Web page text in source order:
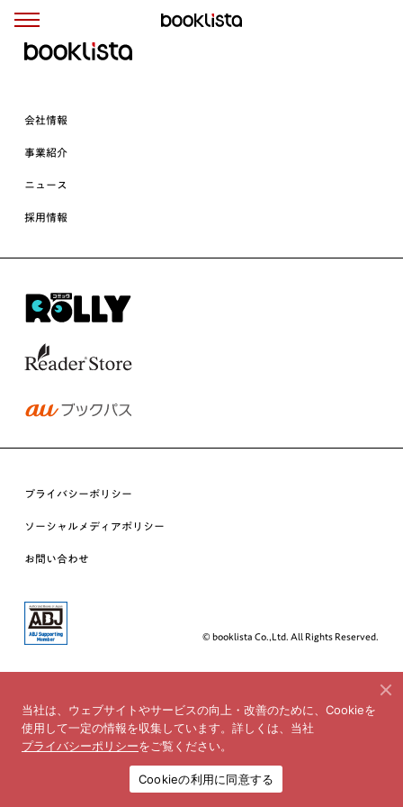
会社情報
事業紹介
ニュース
採用情報
プライバシーポリシー
ソーシャルメディアポリシー
お問い合わせ
© booklista Co.,Ltd. All Rights Reserved.
当社は、ウェブサイトやサービスの向上・改善のために、Cookieを
使用して一定の情報を収集しています。詳しくは、当社
プライバシーポリシーをご覧ください。
Cookieの利用に同意する